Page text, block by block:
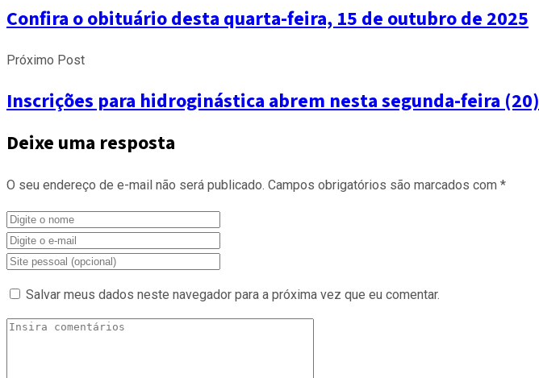
Confira o obituário desta quarta-feira, 15 de outubro de 2025
Próximo Post
Inscrições para hidroginástica abrem nesta segunda-feira (20)
Deixe uma resposta
O seu endereço de e-mail não será publicado. Campos obrigatórios são marcados com *
Salvar meus dados neste navegador para a próxima vez que eu comentar.